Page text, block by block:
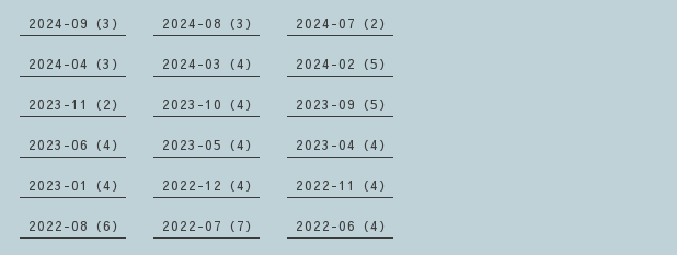
2024-09（3） 2024-08（3） 2024-07（2）
2024-04（3） 2024-03（4） 2024-02（5）
2023-11（2） 2023-10（4） 2023-09（5）
2023-06（4） 2023-05（4） 2023-04（4）
2023-01（4） 2022-12（4） 2022-11（4）
2022-08（6） 2022-07（7） 2022-06（4）